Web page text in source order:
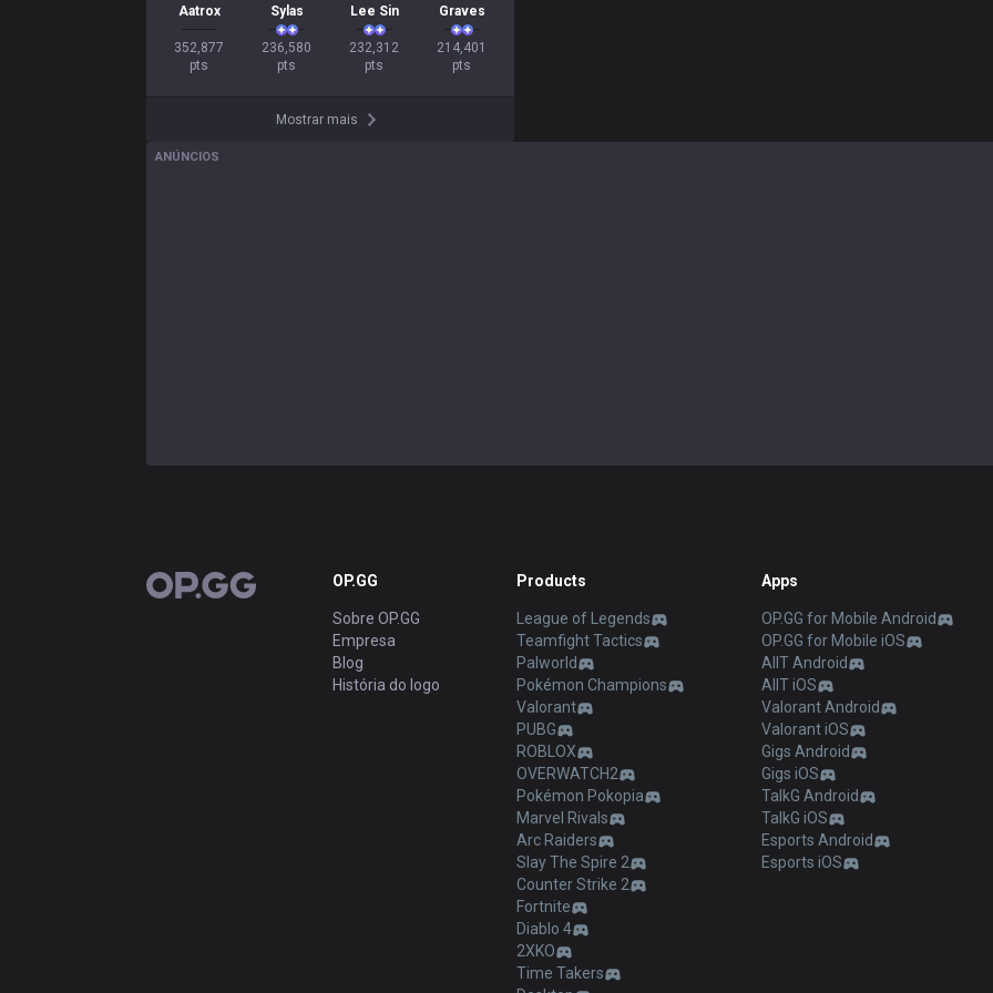
Aatrox
352,877
pts
Sylas
236,580
pts
Lee Sin
232,312
pts
Graves
214,401
pts
Mostrar mais
ANÚNCIOS
OP.GG OP.GG
Sobre OP.GG
Empresa
Blog
História do logo
Products
League of Legends
Teamfight Tactics
Palworld
Pokémon Champions
Valorant
PUBG
ROBLOX
OVERWATCH2
Pokémon Pokopia
Marvel Rivals
Arc Raiders
Slay The Spire 2
Counter Strike 2
Fortnite
Diablo 4
2XKO
Time Takers
Apps
OP.GG for Mobile Android
OP.GG for Mobile iOS
AllT Android
AllT iOS
Valorant Android
Valorant iOS
Gigs Android
Gigs iOS
TalkG Android
TalkG iOS
Esports Android
Esports iOS